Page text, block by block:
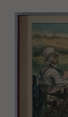
Image(s)